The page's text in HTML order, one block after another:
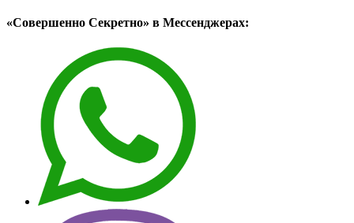
«Совершенно Секретно» в Мессенджерах: